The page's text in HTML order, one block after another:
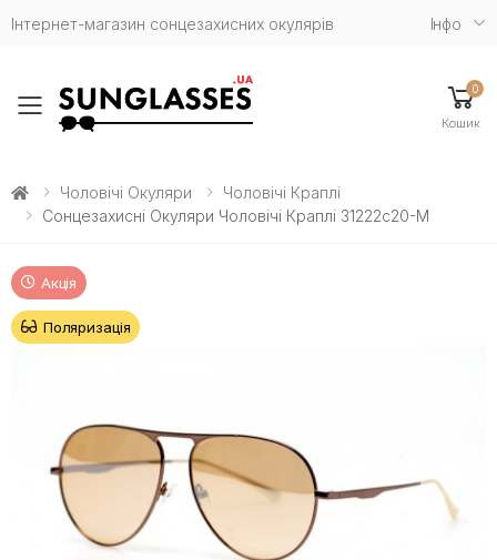
Інтернет-магазин сонцезахисних окулярів Iнфо
Toggle mobile menu
0
Кошик
Чоловічі Окуляри
Чоловічі Краплі
Сонцезахисні Окуляри Чоловічі Краплі 31222c20-M
Акція
Поляризація